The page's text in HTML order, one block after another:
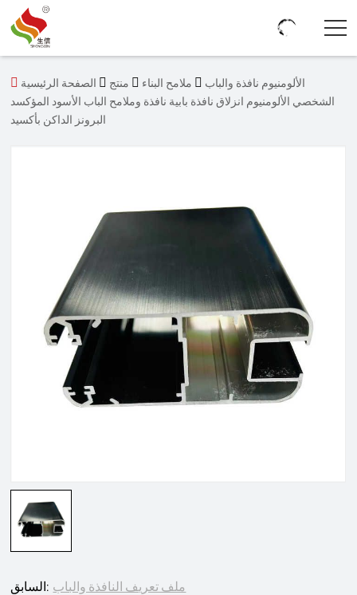
  منتج  ملامح البناء  الألومنيوم نافذة والباب
الشخصي الألومنيوم انزلاق نافذة بابية نافذة وملامح الباب الأسود المؤكسد
البرونز الداكن بأكسيد
السابق: ملف تعريف النافذة والباب